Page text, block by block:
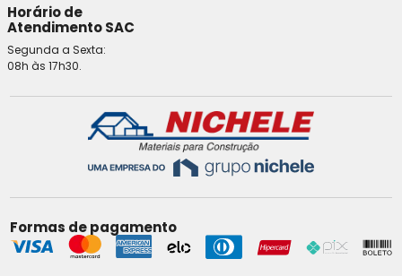
Horário de
Atendimento SAC
Segunda a Sexta:
08h às 17h30.
Formas de pagamento